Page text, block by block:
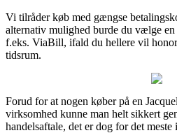
Vi tilråder køb med gængse
alternativ mulighed burde du vælge
f.eks. ViaBill, ifald du hellere vil
tidsrum.
Forud for at nogen køber på en
virksomhed kunne man helt sikkert
handelsaftale, det er dog for det